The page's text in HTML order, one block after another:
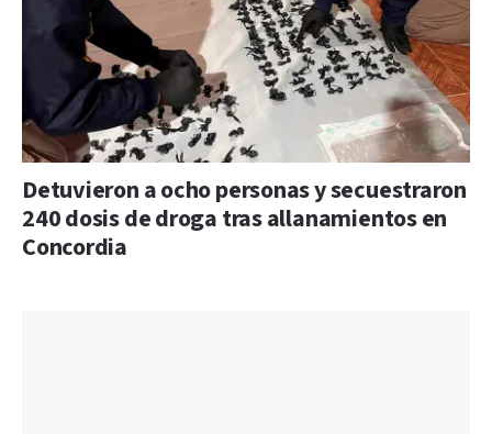
Detuvieron a ocho personas y secuestraron
240 dosis de droga tras allanamientos en
Concordia